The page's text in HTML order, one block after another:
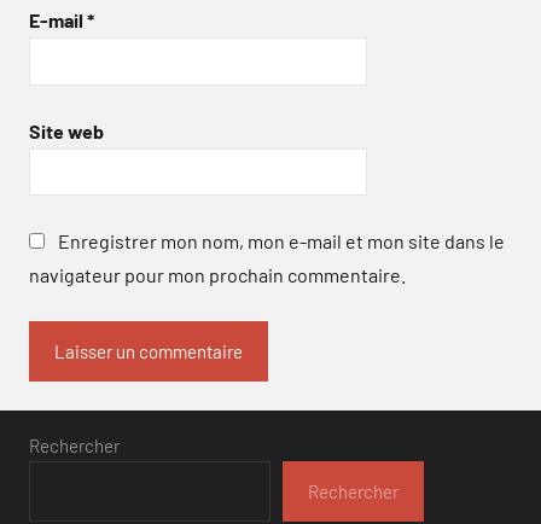
E-mail *
Site web
Enregistrer mon nom, mon e-mail et mon site dans le
navigateur pour mon prochain commentaire.
Rechercher
Rechercher